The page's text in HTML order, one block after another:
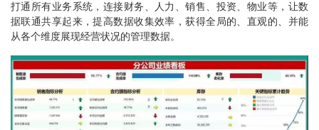
打通所有业务系统，连接财务、人力、销售、投资、物业等，让数
据联通共享起来，提高数据收集效率，获得全局的、直观的、并能
从各个维度展现经营状况的管理数据。